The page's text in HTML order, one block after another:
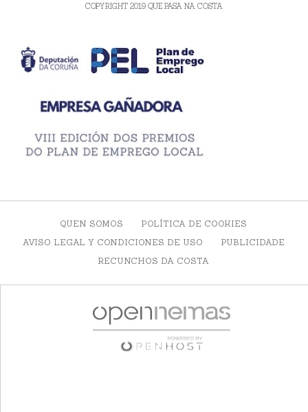
COPYRIGHT 2019 QUE PASA NA COSTA
QUEN SOMOS
POLÍTICA DE COOKIES
AVISO LEGAL Y CONDICIONES DE USO
PUBLICIDADE
RECUNCHOS DA COSTA